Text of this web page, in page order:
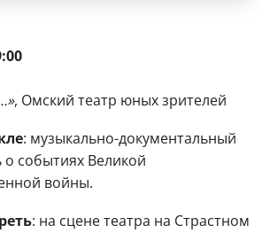
, Омский театр юных зрителей
: музыкально-документальный
о событиях Великой
войны.
: на сцене театра на Страстном